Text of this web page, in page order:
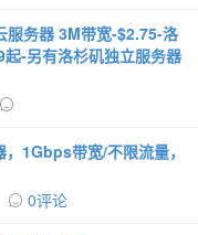
务器 3M带宽-$2.75-洛
-另有洛杉矶独立服务器
1Gbps带宽/不限流量，
0评论